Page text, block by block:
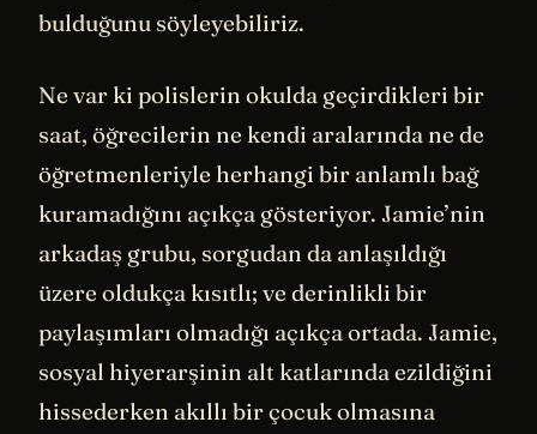
bulduğunu söyleyebiliriz.
Ne var ki polislerin okulda geçirdikleri bir
saat, öğrecilerin ne kendi aralarında ne de
öğretmenleriyle herhangi bir anlamlı bağ
kuramadığını açıkça gösteriyor. Jamie’nin
arkadaş grubu, sorgudan da anlaşıldığı
üzere oldukça kısıtlı; ve derinlikli bir
paylaşımları olmadığı açıkça ortada. Jamie,
sosyal hiyerarşinin alt katlarında ezildiğini
hissederken akıllı bir çocuk olmasına